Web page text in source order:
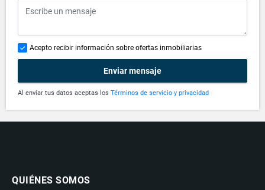
Acepto recibir información sobre ofertas inmobiliarias
Enviar mensaje
Al enviar tus datos aceptas los Términos de servicio y privacidad
QUIÉNES SOMOS